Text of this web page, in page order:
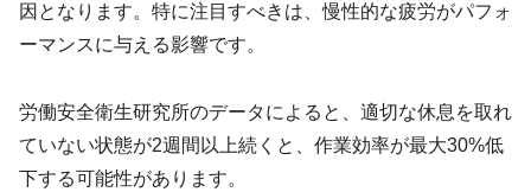
因となります。特に注目すべきは、慢性的な疲労がパフォ
ーマンスに与える影響です。
労働安全衛生研究所のデータによると、適切な休息を取れ
ていない状態が2週間以上続くと、作業効率が最大30%低
下する可能性があります。